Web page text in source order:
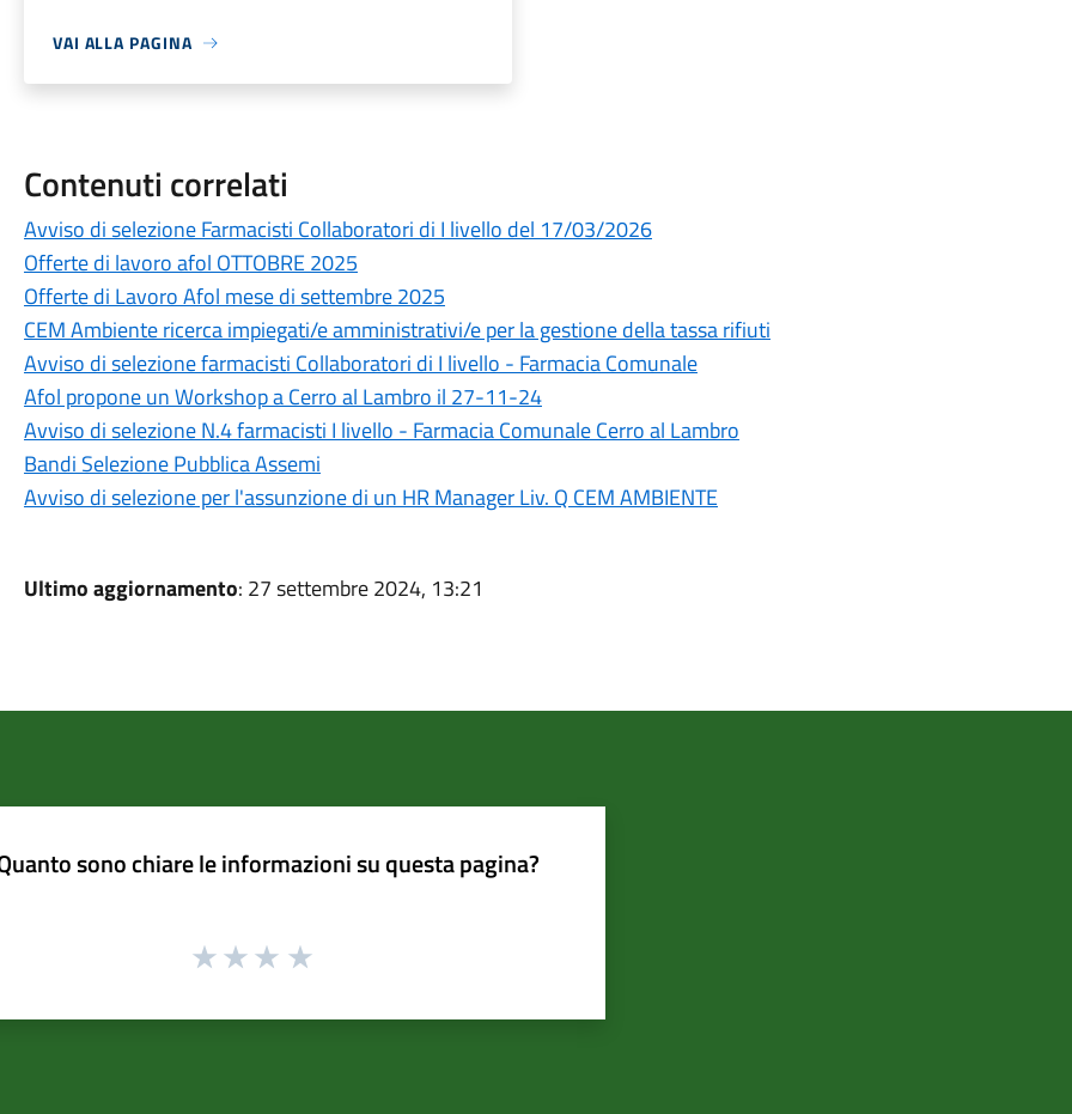
VAI ALLA PAGINA
Contenuti correlati
Avviso di selezione Farmacisti Collaboratori di I livello del 17/03/2026
Offerte di lavoro afol OTTOBRE 2025
Offerte di Lavoro Afol mese di settembre 2025
CEM Ambiente ricerca impiegati/e amministrativi/e per la gestione della tassa rifiuti
Avviso di selezione farmacisti Collaboratori di I livello - Farmacia Comunale
Afol propone un Workshop a Cerro al Lambro il 27-11-24
Avviso di selezione N.4 farmacisti I livello - Farmacia Comunale Cerro al Lambro
Bandi Selezione Pubblica Assemi
Avviso di selezione per l'assunzione di un HR Manager Liv. Q CEM AMBIENTE
Ultimo aggiornamento: 27 settembre 2024, 13:21
sono chiare le informazioni su questa pagina?